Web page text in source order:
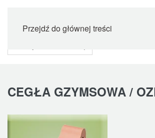
Przejdź do głównej treści
CEGŁA GZYMSOWA /